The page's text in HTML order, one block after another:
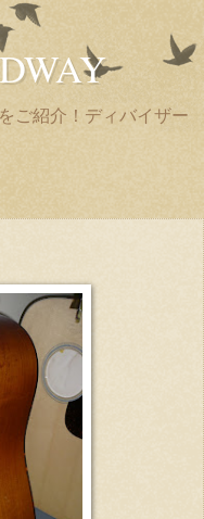
ご紹介！ディバイザー